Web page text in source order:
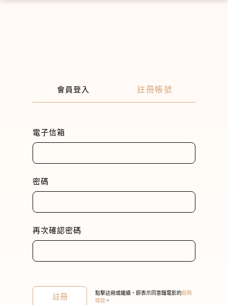
會員登入 註冊帳號
電子信箱
密碼
再次確認密碼
註冊 點擊註冊或繼續，即表示同意釀電影的服務
條款 。